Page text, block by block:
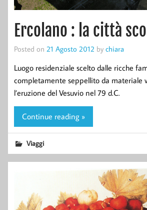
Ercolano : la città
Posted on 21 Agosto 2012 by chiara
Luogo residenziale scelto dalle ricche
completamente seppellito da materiale
l’eruzione del Vesuvio nel 79 d.C.
Continue reading »
Viaggi